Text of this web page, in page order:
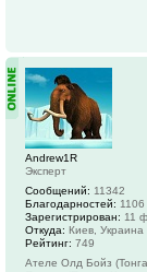
Andrew1R
Эксперт
Сообщений: 11342
Благодарностей: 1106
Зарегистрирован: 11
Откуда: Киев, Украина
Рейтинг: 749
Ателе Олд Бойз